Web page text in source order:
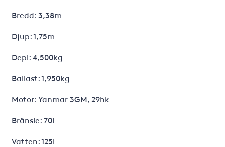
Bredd: 3,38m
Djup: 1,75m
Depl: 4,500kg
Ballast: 1,950kg
Motor: Yanmar 3GM, 29hk
Bränsle: 70l
Vatten: 125l